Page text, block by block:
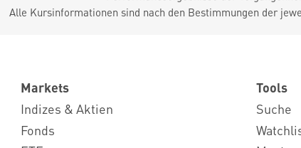
Alle Kursinformationen sind nach den Bestimmungen der
Markets
Indizes & Aktien
Fonds
Tools
Suche